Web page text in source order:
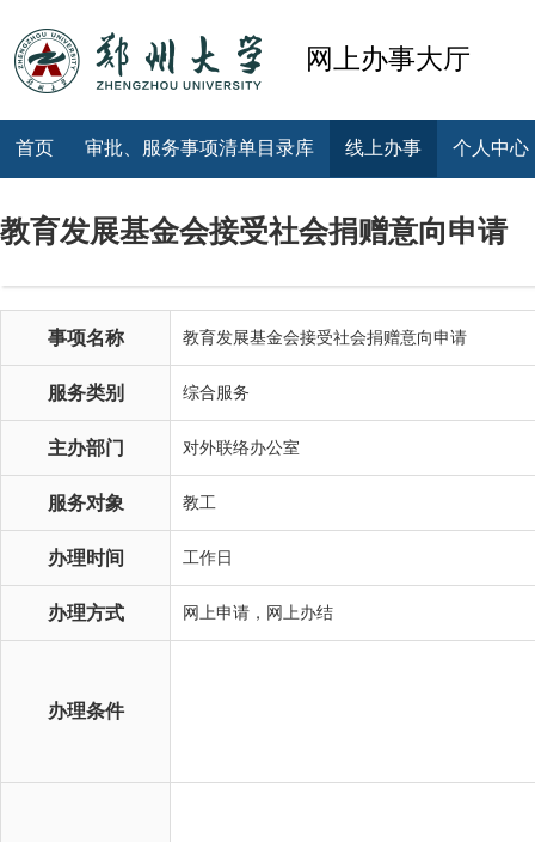
网上办事大厅
首页 审批、服务事项清单目录库 线上办事 个人中心
教育发展基金会接受社会捐赠意向申请
事项名称 教育发展基金会接受社会捐赠意向申请
服务类别 综合服务
主办部门 对外联络办公室
服务对象 教工
办理时间 工作日
办理方式 网上申请，网上办结
办理条件